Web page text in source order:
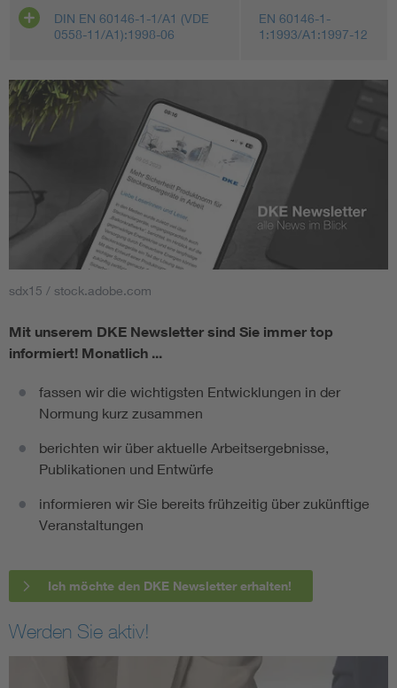
DIN EN 60146-1-1/A1 (VDE
0558-11/A1):1998-06
EN 60146-1-
1:1993/A1:1997-12
sdx15 / stock.adobe.com
Mit unserem DKE Newsletter sind Sie immer top
informiert! Monatlich ...
fassen wir die wichtigsten Entwicklungen in der
Normung kurz zusammen
berichten wir über aktuelle Arbeitsergebnisse,
Publikationen und Entwürfe
informieren wir Sie bereits frühzeitig über zukünftige
Veranstaltungen
Ich möchte den DKE Newsletter erhalten!
Werden Sie aktiv!